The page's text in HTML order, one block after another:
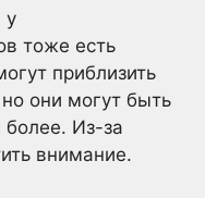
у
тоже есть
приблизить
они могут быть
более. Из-за
внимание.